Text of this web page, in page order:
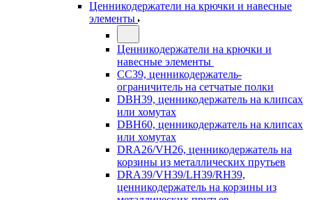
Ценникодержатели на крючки и навесные
элементы
Ценникодержатели на крючки и
навесные элементы
CC39, ценникодержатель-
ограничитель на сетчатые полки
DBH39, ценникодержатель на клипсах
или хомутах
DBH60, ценникодержатель на клипсах
или хомутах
DRA26/VH26, ценникодержатель на
корзины из металлических прутьев
DRA39/VH39/LH39/RH39,
ценникодержатель на корзины из